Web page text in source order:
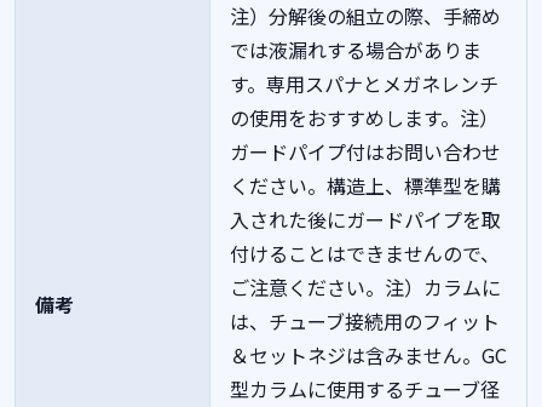
備考
注）分解後の組立の際、手締め
では液漏れする場合がありま
す。専用スパナとメガネレンチ
の使用をおすすめします。注）
ガードパイプ付はお問い合わせ
ください。構造上、標準型を購
入された後にガードパイプを取
付けることはできませんので、
ご注意ください。注）カラムに
は、チューブ接続用のフィット
＆セットネジは含みません。GC
型カラムに使用するチューブ径